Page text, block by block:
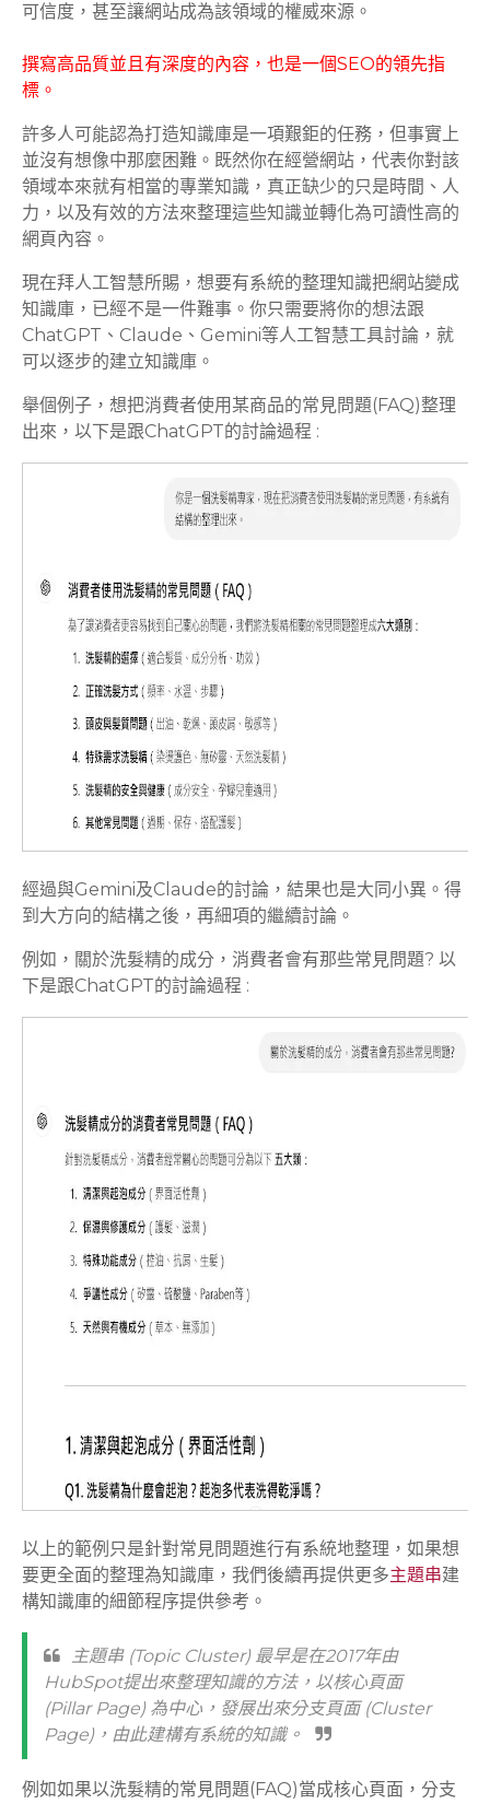
可信度，甚至讓網站成為該領域的權威來源。
撰寫高品質並且有深度的內容，也是一個SEO的領先指
標。
許多人可能認為打造知識庫是一項艱鉅的任務，但事實上
並沒有想像中那麼困難。既然你在經營網站，代表你對該
領域本來就有相當的專業知識，真正缺少的只是時間、人
力，以及有效的方法來整理這些知識並轉化為可讀性高的
網頁內容。
現在拜人工智慧所賜，想要有系統的整理知識把網站變成
知識庫，已經不是一件難事。你只需要將你的想法跟
ChatGPT、Claude、Gemini等人工智慧工具討論，就
可以逐步的建立知識庫。
舉個例子，想把消費者使用某商品的常見問題(FAQ)整理
出來，以下是跟ChatGPT的討論過程 :
經過與Gemini及Claude的討論，結果也是大同小異。得
到大方向的結構之後，再細項的繼續討論。
例如，關於洗髮精的成分，消費者會有那些常見問題? 以
下是跟ChatGPT的討論過程 :
以上的範例只是針對常見問題進行有系統地整理，如果想
要更全面的整理為知識庫，我們後續再提供更多主題串建
構知識庫的細節程序提供參考。
主題串 (Topic Cluster) 最早是在2017年由
HubSpot提出來整理知識的方法，以核心頁面
(Pillar Page) 為中心，發展出來分支頁面 (Cluster
Page)，由此建構有系統的知識。
例如如果以洗髮精的常見問題(FAQ)當成核心頁面，分支